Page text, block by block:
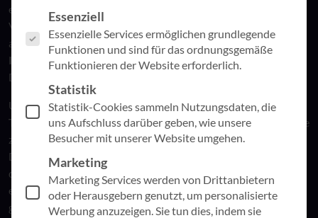
eine strategische Führungsaufgabe. Frank Roth, CEO und
Vorstand bei AppSphere, beleuchtet in einem
aktuellen
Gastbeitrag auf Techtag, warum
Künstliche
Intelligenz (KI)
nicht nur Werkzeuge, sondern auch
Denkweisen im Management verändert.
Unter dem Titel„KI ist Chef – Warum die digitale
Transformation im Top-Management beginnt“geht es um die
zentrale Rolle, die Führungskräfte bei der erfolgreichen
Digitalisierung ihrer Unternehmen spielen. Denn nur wenn
das Management technologische Entwicklungen versteht,
einordnet und aktiv gestaltet, kann ein echter Wandel
gelingen.
Es folgt eine Liste der Service-Gruppen, für die eine
Essenziell
Essenzielle Services ermöglichen grundlegende
Funktionen und sind für das ordnungsgemäße
Funktionieren der Website erforderlich.
Statistik
Statistik-Cookies sammeln Nutzungsdaten, die
uns Aufschluss darüber geben, wie unsere
Besucher mit unserer Website umgehen.
Marketing
Marketing Services werden von Drittanbietern
oder Herausgebern genutzt, um personalisierte
Werbung anzuzeigen. Sie tun dies, indem sie